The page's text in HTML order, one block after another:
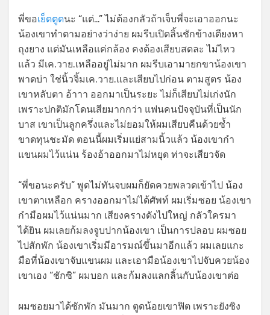
พี่ขอเย็ดตูดนะ “แต่…” ไม่ต้องกลัวถ้าเจ็บพี่จะเอาออกนะ
น้องเขาทำตามอย่างว่าง่าย ผมรีบเปิดลิ้นชักข้างเตียงหา
ถุงยาง แต่มันเหลือแค่กล้อง คงต้องเสียบสดละ ไม่ไหว
แล้ว มีเค.วาย.เหลืออยู่ไม่มาก ผมรีบเอามายกขาน้องเขา
พาดบ่า ใช่นิ้วจิ้มเค.วาย.และเสียบไปก่อน ตามสูตร น้อง
เขาหลับตา อ้าาา ออกมาเป็นระยะ ไม่ก็เสียบไม่เก่งนัก
เพราะปกติมักโดนเสียมากกว่า แฟนคนปัจจุบันที่เป็นนัก
บาส เขาเป็นลูกครึ่งและไม่ยอมให้ผมเสียบคืนด้วยซ้ำ
ขาดทุนชะมัด ตอนนี้ผมเริ่มแย่สามนิ้วแล้ว น้องเขากำ
แขนผมไว้แน่น ร้องอ้าออกมาไม่หยุด ท่าจะเสียวจัด
“พี่ขอนะครับ” พูดไม่ทันจบผมก็ยัดควยพลวดเข้าไป น้อง
เขาตาเหลือก ครางออกมาไม่ได้ศัพท์ ผมเริ่มซอย น้องเขา
กำมือผมไว้แน่นมาก เสียงครางดังไปใหญ่ กลัวใครมา
ได้ยิน ผมเลยก้มลงจูบปากน้องเขา เป็นการปลอบ ผมซอย
ไปสักพัก น้องเขาเริ่มมีอารมณ์ขึ้นมาอีกแล้ว ผมเลยแกะ
มือที่น้องเขาจับแขนผม และเอามือน้องเขาไปจับควยน้อง
เขาเอง “ชักซิ” ผมบอก และก้มลงแลกลิ้นกับน้องเขาต่อ
ผมซอยมาได้ซักพัก มันมาก ตูดน้อยเขาฟิต เพราะยังซิง